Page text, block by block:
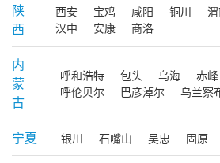
陕
西
西安 宝鸡 咸阳 铜川
汉中
安康 商洛
内
蒙
古
呼和浩特 包头 乌海 赤峰
呼伦贝尔
巴彦淖尔 乌兰察
宁夏 银川 石嘴山 吴忠 固原